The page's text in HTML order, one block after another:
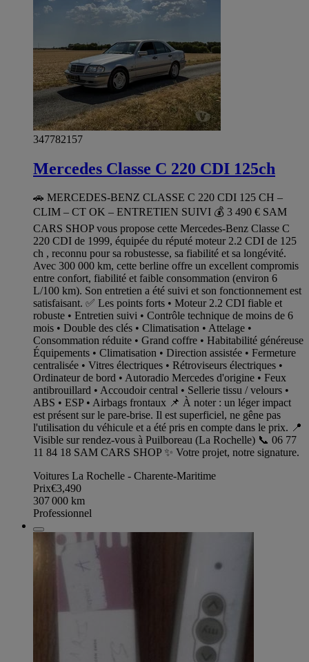
347782157
Mercedes Classe C 220 CDI 125ch
🚗 MERCEDES-BENZ CLASSE C 220 CDI 125 CH –
CLIM – CT OK – ENTRETIEN SUIVI 💰 3 490 € SAM
CARS SHOP vous propose cette Mercedes-Benz Classe C
220 CDI de 1999, équipée du réputé moteur 2.2 CDI de 125
ch , reconnu pour sa robustesse, sa fiabilité et sa longévité.
Avec 300 000 km, cette berline offre un excellent compromis
entre confort, fiabilité et faible consommation (environ 6
L/100 km). Son entretien a été suivi et son fonctionnement est
satisfaisant. ✅ Les points forts • Moteur 2.2 CDI fiable et
robuste • Entretien suivi • Contrôle technique de moins de 6
mois • Double des clés • Climatisation • Attelage •
Consommation réduite • Grand coffre • Habitabilité généreuse
Équipements • Climatisation • Direction assistée • Fermeture
centralisée • Vitres électriques • Rétroviseurs électriques •
Ordinateur de bord • Autoradio Mercedes d'origine • Feux
antibrouillard • Accoudoir central • Sellerie tissu / velours •
ABS • ESP • Airbags frontaux 📌 À noter : un léger impact
est présent sur le pare-brise. Il est superficiel, ne gêne pas
l'utilisation du véhicule et a été pris en compte dans le prix. 📍
Visible sur rendez-vous à Puilboreau (La Rochelle) 📞 06 77
11 84 18 SAM CARS SHOP ✨ Votre projet, notre signature.
Voitures La Rochelle - Charente-Maritime
Prix€3,490
307 000 km
Professionnel